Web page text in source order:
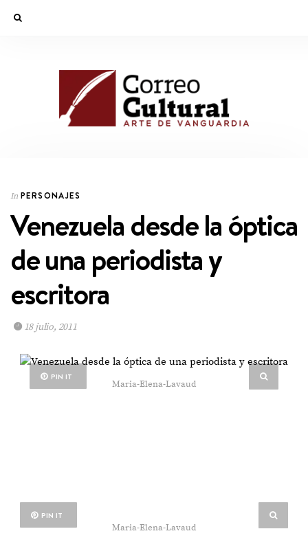
In PERSONAJES
Venezuela desde la óptica
de una periodista y
escritora
18 julio, 2011
PIN IT
Maria-Elena-Lavaud
PIN IT
Maria-Elena-Lavaud